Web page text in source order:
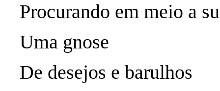
Procurando em meio a
Uma gnose
De desejos e barulhos